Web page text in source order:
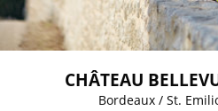
CHÂTEAU
Bordeaux / St.